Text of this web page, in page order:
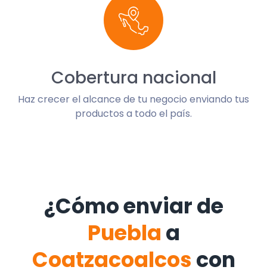
Cobertura nacional
Haz crecer el alcance de tu negocio enviando tus
productos a todo el país.
¿Cómo enviar de
Puebla a
Coatzacoalcos con